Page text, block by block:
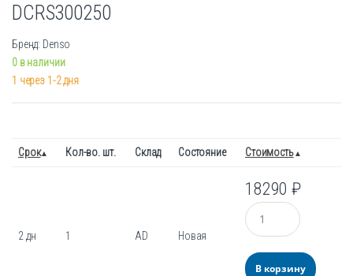
DCRS300250
Бренд: Denso
0 в наличии
1 через 1-2 дня
Срок Кол-во. шт. Склад Состояние Стоимость
2 дн 1 AD Новая
18290₽
Количество
В корзину